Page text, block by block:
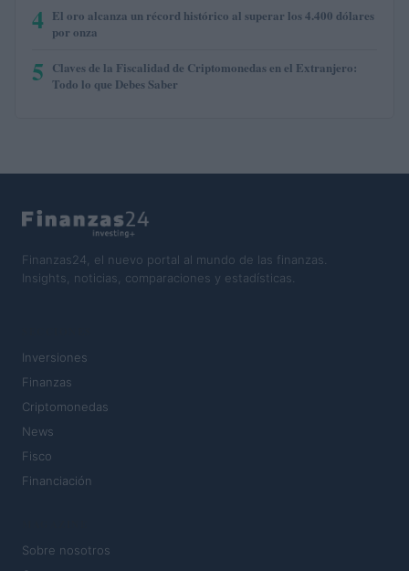
4 El oro alcanza un récord histórico al superar los 4.400 dólares
por onza
5 Claves de la Fiscalidad de Criptomonedas en el Extranjero:
Todo lo que Debes Saber
Finanzas24, el nuevo portal al mundo de las finanzas.
Insights, noticias, comparaciones y estadísticas.
Inversiones
Finanzas
Criptomonedas
News
Fisco
Financiación
Sobre nosotros